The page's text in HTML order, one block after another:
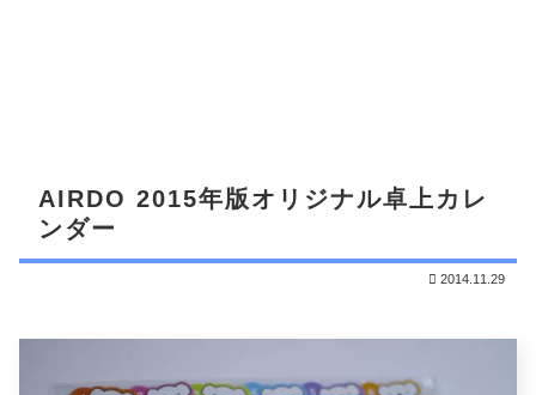
AIRDO 2015年版オリジナル卓上カレ
ンダー
2014.11.29